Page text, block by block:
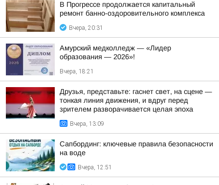
В Прогрессе продолжается капитальный
ремонт банно-оздоровительного комплекса
Вчера, 20:31
Амурский медколледж — «Лидер
образования — 2026»!
Вчера, 18:21
Друзья, представьте: гаснет свет, на сцене —
тонкая линия движения, и вдруг перед
зрителем разворачивается целая эпоха
Вчера, 13:09
Сапбординг: ключевые правила безопасности
на воде
Вчера, 12:51